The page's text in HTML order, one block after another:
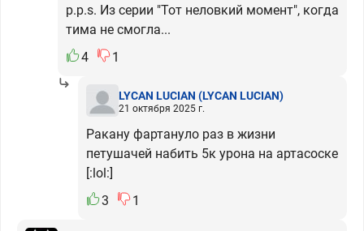
p.p.s. Из серии "Тот неловкий момент", когда
тима не смогла...
4
1
LYCAN LUCIAN (LYCAN LUCIAN)
21 октября 2025 г.
Ракану фартануло раз в жизни
петушачей набить 5к урона на артасоске
[:lol:]
3
1